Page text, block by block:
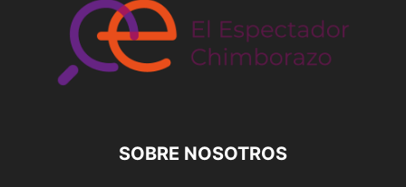
SOBRE NOSOTROS